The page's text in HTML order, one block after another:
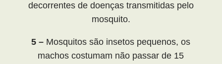
decorrentes de doenças transmitidas pelo
mosquito.
5 – Mosquitos são insetos pequenos, os
machos costumam não passar de 15